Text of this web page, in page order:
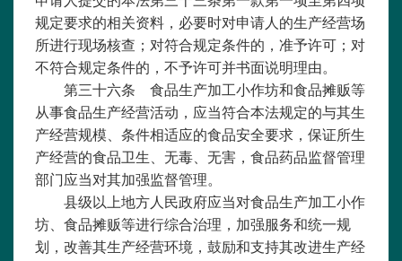
规定要求的相关资料，必要时对申请人的生产经营场
所进行现场核查；对符合规定条件的，准予许可；对
不符合规定条件的，不予许可并书面说明理由。
第三十六条 食品生产加工小作坊和食品摊贩等
从事食品生产经营活动，应当符合本法规定的与其生
产经营规模、条件相适应的食品安全要求，保证所生
产经营的食品卫生、无毒、无害，食品药品监督管理
部门应当对其加强监督管理。
县级以上地方人民政府应当对食品生产加工小作
坊、食品摊贩等进行综合治理，加强服务和统一规
划，改善其生产经营环境，鼓励和支持其改进生产经